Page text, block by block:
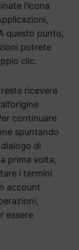
l’icona
questo punto,
potrete
clic.
ricevere
continuare
spuntando
dialogo di
prima volta,
i termini
account
essere